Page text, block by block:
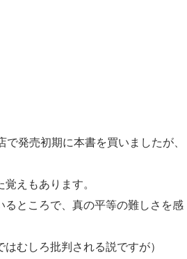
発売初期に本書を買いましたが、
えもあります。
ところで、真の平等の難しさを感
むしろ批判される説ですが）